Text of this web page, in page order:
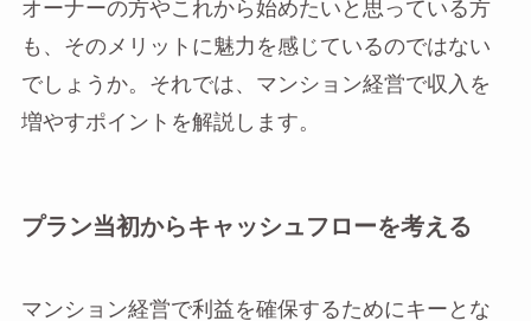
オーナーの方やこれから始めたいと思っている方
も、そのメリットに魅力を感じているのではない
でしょうか。それでは、マンション経営で収入を
増やすポイントを解説します。
プラン当初からキャッシュフローを考える
マンション経営で利益を確保するためにキーとな